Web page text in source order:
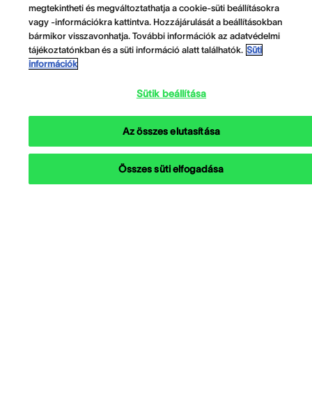
megtekintheti és megváltoztathatja a cookie-süti beállításokra
vagy -információkra kattintva. Hozzájárulását a beállításokban
bármikor visszavonhatja. További információk az adatvédelmi
tájékoztatónkban és a süti információ alatt találhatók. Süti
információk
Sütik beállítása
Az összes elutasítása
Összes süti elfogadása